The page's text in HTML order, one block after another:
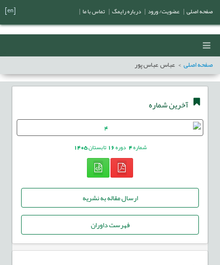
صفحه اصلی عباس عباس پور
آخرین شماره
شماره4 دوره16تابستان1405
ارسال مقاله به نشریه
فهرست داوران
صفحه اصلی عضویت/ ورود درباره رایمگ تماس با ما